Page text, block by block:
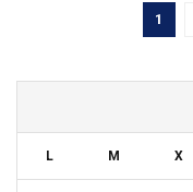
1
L M X